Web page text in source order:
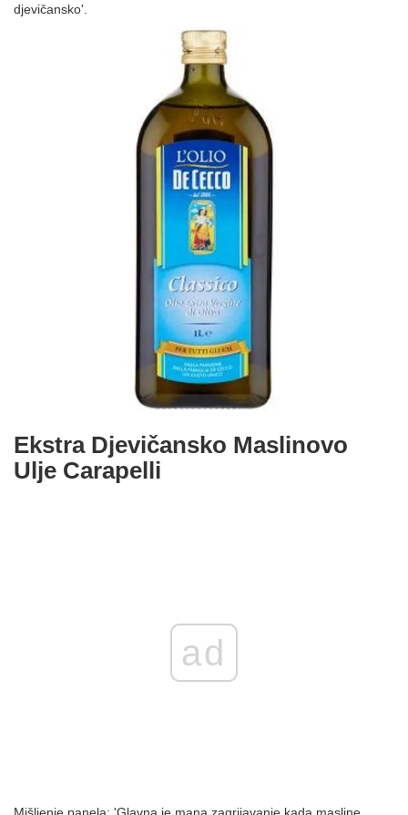
djevičansko'.
Ekstra Djevičansko Maslinovo
Ulje Carapelli
ad
Mišljenje panela: 'Glavna je mana zagrijavanje kada masline